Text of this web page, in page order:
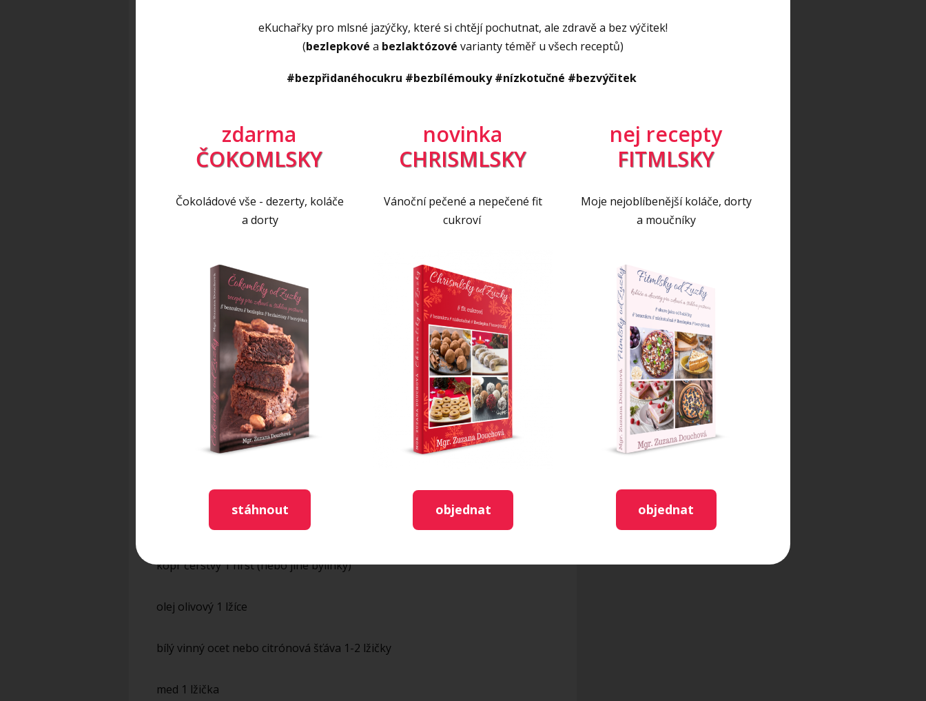
Jarní bramborovo-luštěninový salát
SUROVINY na 1 porci:
brambory rané 150-200 g
chřest zelený 100 g
mungo klíčky hrstka 20 g
ředkvičky 100 g
kopr čerstvý 1 hrst (nebo jiné bylinky)
olej olivový 1 lžíce
bílý vinný ocet nebo citrónová šťáva 1-2 lžičky
med 1 lžička
eKuchařky pro mlsné jazýčky, které si chtějí pochutnat, ale zdravě a bez výčitek!
(bezlepkové a bezlaktózové varianty téměř u všech receptů)
#bezpřidanéhocukru #bezbílémouky #nízkotučné #bezvýčitek
zdarma
ČOKOMLSKY
Čokoládové vše - dezerty, koláče
a dorty
stáhnout
novinka
CHRISMLSKY
Vánoční pečené a nepečené fit
cukroví
objednat
nej recepty
FITMLSKY
Moje nejoblíbenější koláče, dorty
a moučníky
objednat